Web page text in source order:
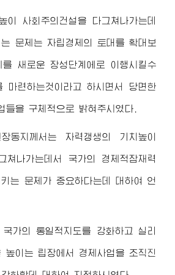
이 사회주의건설을 다그쳐나가는데
문제는 자립경제의 토대를 확대보
새로운 장성단계에로 이행시킬수
마련하는것이라고 하시면서 당면한
들을 구체적으로 밝혀주시였다.
동지 께서는 자력갱생의 기치높이
쳐나가는데서 국가의 경제적잠재력
는 문제가 중요하다는데 대하여 언
가의 통일적지도를 강화하고 실리
높이는 립장에서 경제사업을 조직진